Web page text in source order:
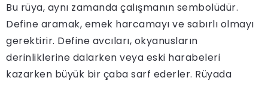
Bu rüya, aynı zamanda çalışmanın sembolüdür.
Define aramak, emek harcamayı ve sabırlı olmayı
gerektirir. Define avcıları, okyanusların
derinliklerine dalarken veya eski harabeleri
kazarken büyük bir çaba sarf ederler. Rüyada